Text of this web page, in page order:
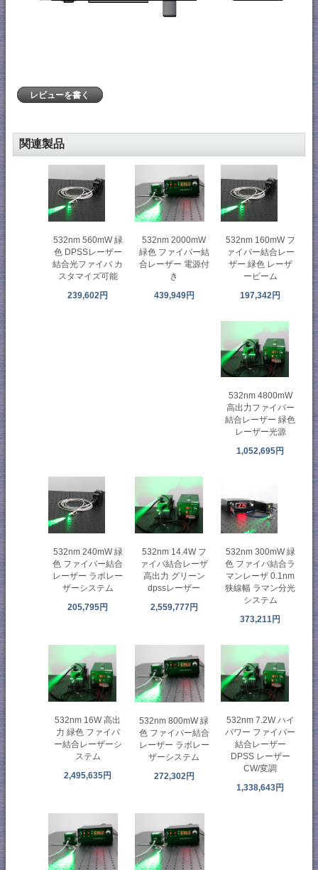
レビューを書く
関連製品
532nm 560mW 緑
色 DPSSレーザー
結合光ファイバ カ
スタマイズ可能
239,602円
532nm 2000mW
緑色 ファイバー結
合レーザー 電源付
き
439,949円
532nm 160mW フ
ァイバー結合レー
ザー 緑色 レーザ
ービーム
197,342円
532nm 4800mW
高出力ファイバー
結合レーザー 緑色
レーザー光源​
1,052,695円
532nm 240mW 緑
色 ファイバー結合
レーザー ラボレー
ザーシステム
205,795円
532nm 14.4W フ
ァイバ結合レーザ
高出力 グリーン
dpssレーザー
2,559,777円
532nm 300mW 緑
色 ファイバ結合ラ
マンレーザ 0.1nm
狭線幅 ラマン分光
システム
373,211円
532nm 16W 高出
力 緑色 ファイバ
ー結合レーザーシ
ステム
2,495,635円
532nm 800mW 緑
色 ファイバー結合
レーザー ラボレー
ザーシステム
272,302円
532nm 7.2W ハイ
パワー ファイバー
結合レーザー
DPSS レーザー
CW/変調
1,338,643円